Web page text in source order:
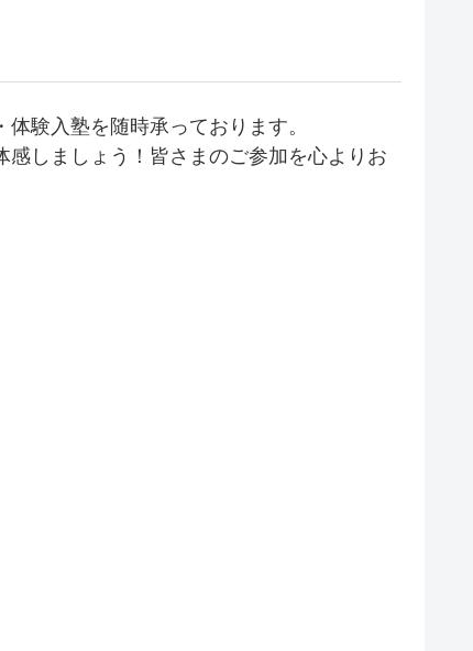
験入塾を随時承っております。
感しましょう！皆さまのご参加を心よりお